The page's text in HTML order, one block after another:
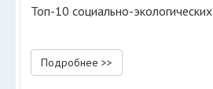
Топ-10 социально-
Подробнее >>